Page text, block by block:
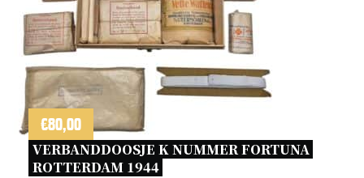
€80,00
VERBANDDOOSJE K NUMMER FORTUNA
ROTTERDAM 1944